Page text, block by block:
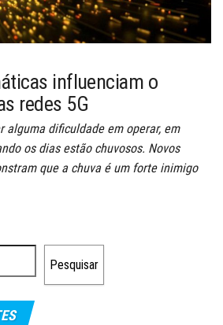
influenciam o
redes 5G
alguma dificuldade em operar, em
os dias estão chuvosos. Novos
que a chuva é um forte inimigo
Pesquisar